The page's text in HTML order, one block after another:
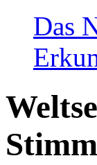
Das